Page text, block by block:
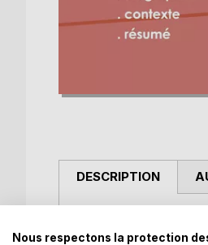
DESCRIPTION
La collection «
hasard de Marivaux,
Nous respectons la protection